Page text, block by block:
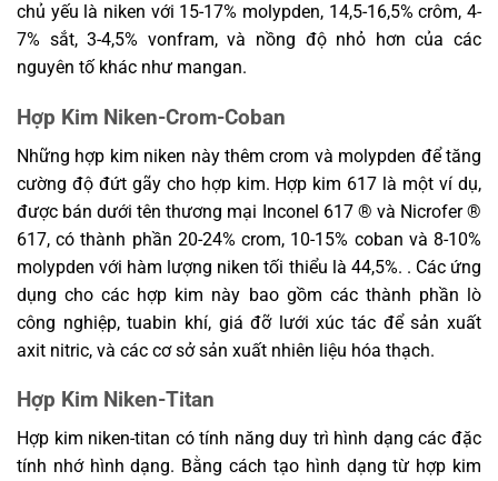
chủ yếu là niken với 15-17% molypden, 14,5-16,5% crôm, 4-
7% sắt, 3-4,5% vonfram, và nồng độ nhỏ hơn của các
nguyên tố khác như mangan.
Hợp Kim Niken-Crom-Coban
Những hợp kim niken này thêm crom và molypden để tăng
cường độ đứt gãy cho hợp kim. Hợp kim 617 là một ví dụ,
được bán dưới tên thương mại Inconel 617 ® và Nicrofer ®
617, có thành phần 20-24% crom, 10-15% coban và 8-10%
molypden với hàm lượng niken tối thiểu là 44,5%. . Các ứng
dụng cho các hợp kim này bao gồm các thành phần lò
công nghiệp, tuabin khí, giá đỡ lưới xúc tác để sản xuất
axit nitric, và các cơ sở sản xuất nhiên liệu hóa thạch.
Hợp Kim Niken-Titan
Hợp kim niken-titan có tính năng duy trì hình dạng các đặc
tính nhớ hình dạng. Bằng cách tạo hình dạng từ hợp kim